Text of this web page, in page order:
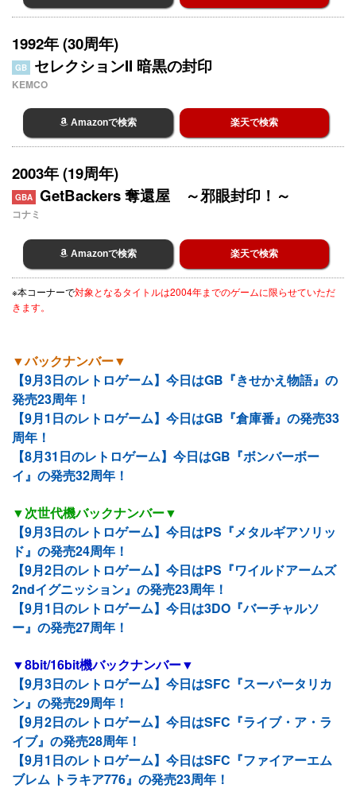
1992年 (30周年)
GB セレクションII 暗黒の封印
KEMCO
Amazonで検索 楽天で検索
2003年 (19周年)
GBA GetBackers 奪還屋 ～邪眼封印！～
コナミ
Amazonで検索 楽天で検索
※本コーナーで対象となるタイトルは2004年までのゲームに限らせていただ
きます。
▼バックナンバー▼
【9月3日のレトロゲーム】今日はGB『きせかえ物語』の
発売23周年！
【9月1日のレトロゲーム】今日はGB『倉庫番』の発売33
周年！
【8月31日のレトロゲーム】今日はGB『ボンバーボー
イ』の発売32周年！
▼次世代機バックナンバー▼
【9月3日のレトロゲーム】今日はPS『メタルギアソリッ
ド』の発売24周年！
【9月2日のレトロゲーム】今日はPS『ワイルドアームズ
2ndイグニッション』の発売23周年！
【9月1日のレトロゲーム】今日は3DO『バーチャルソ
ー』の発売27周年！
▼8bit/16bit機バックナンバー▼
【9月3日のレトロゲーム】今日はSFC『スーパータリカ
ン』の発売29周年！
【9月2日のレトロゲーム】今日はSFC『ライブ・ア・ラ
イブ』の発売28周年！
【9月1日のレトロゲーム】今日はSFC『ファイアーエム
ブレム トラキア776』の発売23周年！